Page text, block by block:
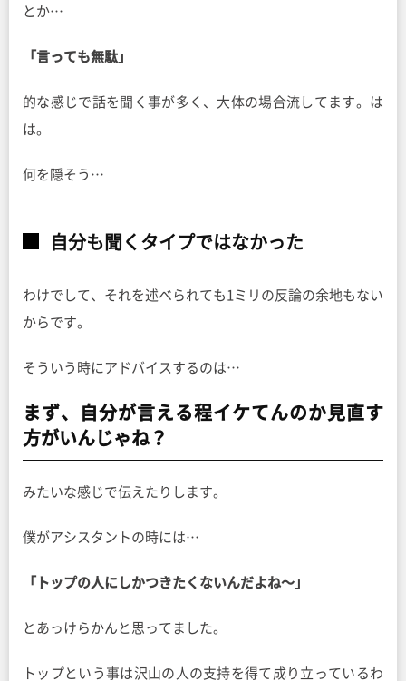
とか…
「言っても無駄」
的な感じで話を聞く事が多く、大体の場合流してます。は
は。
何を隠そう…
自分も聞くタイプではなかった
わけでして、それを述べられても1ミリの反論の余地もない
からです。
そういう時にアドバイスするのは…
まず、自分が言える程イケてんのか見直す
方がいんじゃね？
みたいな感じで伝えたりします。
僕がアシスタントの時には…
「トップの人にしかつきたくないんだよね〜」
とあっけらかんと思ってました。
トップという事は沢山の人の支持を得て成り立っているわ